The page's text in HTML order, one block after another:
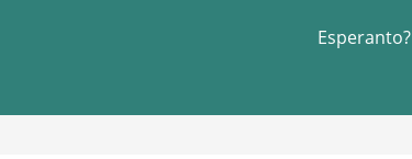
Esperanto?